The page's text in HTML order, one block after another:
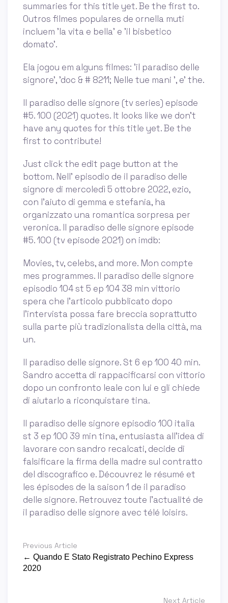
summaries for this title yet. Be the first to.
Outros filmes populares de ornella muti
incluem 'la vita e bella' e 'il bisbetico
domato'.
Ela jogou em alguns filmes: 'il paradiso delle
signore', 'doc & # 8211; Nelle tue mani ', e' the.
Il paradiso delle signore (tv series) episode
#5. 100 (2021) quotes. It looks like we don't
have any quotes for this title yet. Be the
first to contribute!
Just click the edit page button at the
bottom. Nell’ episodio de il paradiso delle
signore di mercoledì 5 ottobre 2022, ezio,
con l’aiuto di gemma e stefania, ha
organizzato una romantica sorpresa per
veronica. Il paradiso delle signore episode
#5. 100 (tv episode 2021) on imdb:
Movies, tv, celebs, and more. Mon compte
mes programmes. Il paradiso delle signore
episodio 104 st 5 ep 104 38 min vittorio
spera che l'articolo pubblicato dopo
l'intervista possa fare breccia soprattutto
sulla parte più tradizionalista della città, ma
un.
Il paradiso delle signore. St 6 ep 100 40 min.
Sandro accetta di rappacificarsi con vittorio
dopo un confronto leale con lui e gli chiede
di aiutarlo a riconquistare tina.
Il paradiso delle signore episodio 100 italia
st 3 ep 100 39 min tina, entusiasta all'idea di
lavorare con sandro recalcati, decide di
falsificare la firma della madre sul contratto
del discografico e. Découvrez le résumé et
les épisodes de la saison 1 de il paradiso
delle signore. Retrouvez toute l'actualité de
il paradiso delle signore avec télé loisirs.
Previous Article
← Quando E Stato Registrato Pechino Express
2020
Next Article